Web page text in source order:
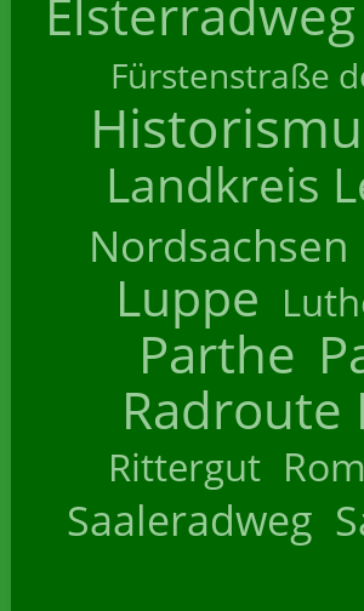
Elsterradweg
Fürstenstraße
Landkreis
Nordsachsen
Luppe
Parthe
Radroute
Rittergut
Saaleradweg